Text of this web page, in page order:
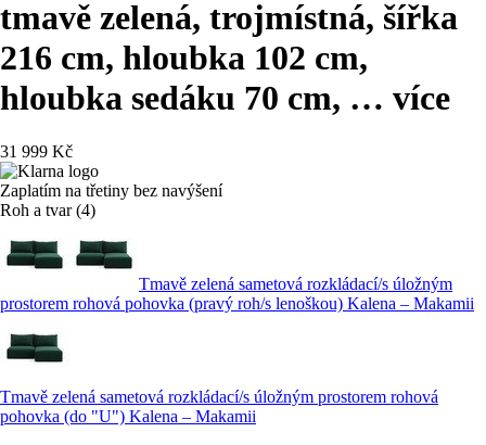
tmavě zelená, trojmístná, šířka
216 cm, hloubka 102 cm,
hloubka sedáku 70 cm, … více
31 999 Kč
Zaplatím na třetiny bez navýšení
Roh a tvar (4)
Tmavě zelená sametová rozkládací/s úložným
prostorem rohová pohovka (pravý roh/s lenoškou) Kalena – Makamii
Tmavě zelená sametová rozkládací/s úložným prostorem rohová
pohovka (do "U") Kalena – Makamii